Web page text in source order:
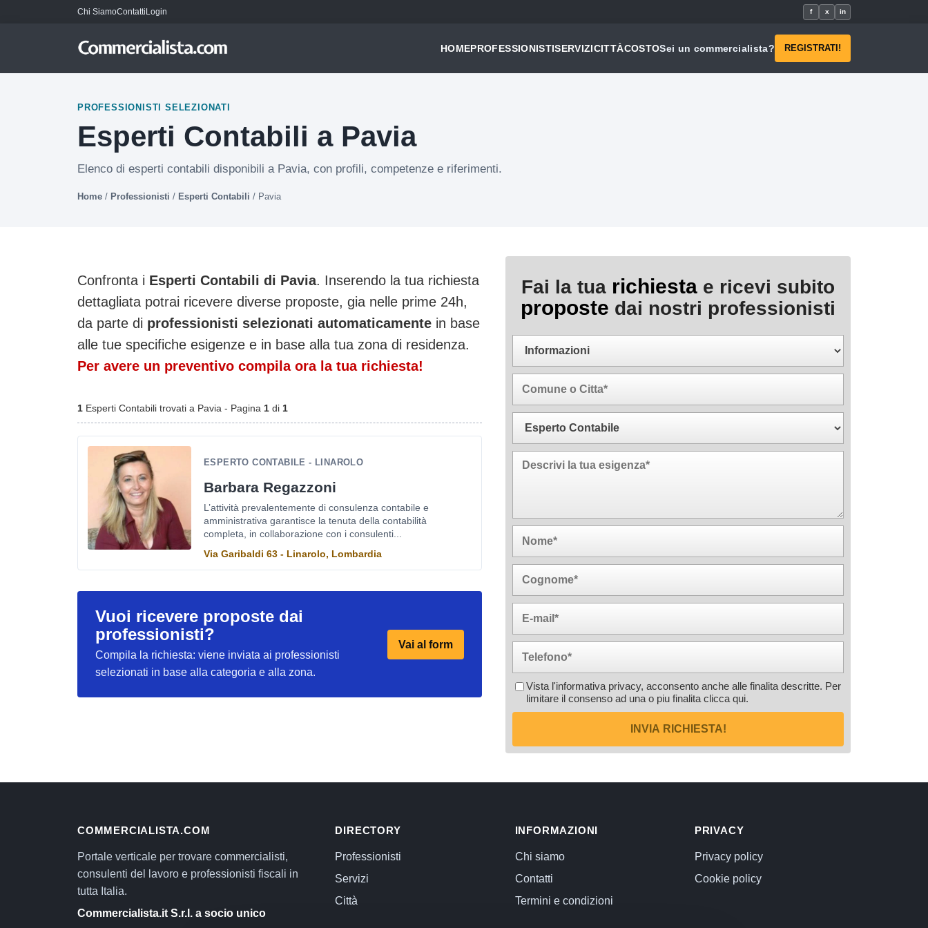
Chi SiamoContattiLogin f x in
HOMEPROFESSIONISTISERVIZICITTÀCOSTOSei un commercialista? REGISTRATI!
PROFESSIONISTI SELEZIONATI
Esperti Contabili a Pavia
Elenco di esperti contabili disponibili a Pavia, con profili, competenze e riferimenti.
Home / Professionisti / Esperti Contabili / Pavia
Confronta i Esperti Contabili di Pavia. Inserendo la tua richiesta
dettagliata potrai ricevere diverse proposte, gia nelle prime 24h,
da parte di professionisti selezionati automaticamente in base
alle tue specifiche esigenze e in base alla tua zona di residenza.
Per avere un preventivo compila ora la tua richiesta!
1 Esperti Contabili trovati a Pavia - Pagina 1 di 1
ESPERTO CONTABILE - LINAROLO
Barbara Regazzoni
L’attività prevalentemente di consulenza contabile e
amministrativa garantisce la tenuta della contabilità
completa, in collaborazione con i consulenti...
Via Garibaldi 63 - Linarolo, Lombardia
Vuoi ricevere proposte dai
professionisti?
Compila la richiesta: viene inviata ai professionisti
selezionati in base alla categoria e alla zona.
Vai al form
Fai la tua richiesta e ricevi subito
proposte dai nostri professionisti
Vista l'informativa privacy, acconsento anche alle finalita descritte. Per
limitare il consenso ad una o piu finalita clicca qui.
INVIA RICHIESTA!
COMMERCIALISTA.COM
Portale verticale per trovare commercialisti,
consulenti del lavoro e professionisti fiscali in
tutta Italia.
Commercialista.it S.r.l. a socio unico
DIRECTORY
Professionisti
Servizi
Città
INFORMAZIONI
Chi siamo
Contatti
Termini e condizioni
PRIVACY
Privacy policy
Cookie policy